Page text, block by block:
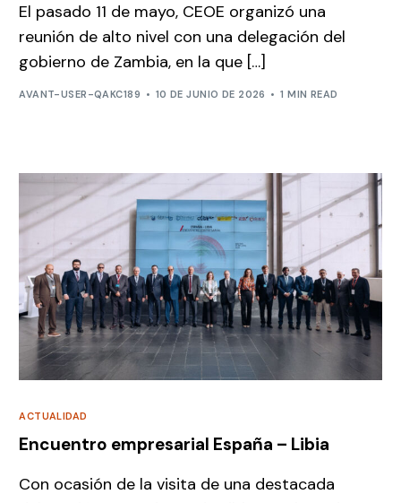
El pasado 11 de mayo, CEOE organizó una
reunión de alto nivel con una delegación del
gobierno de Zambia, en la que […]
AVANT-USER-QAKC189 10 DE JUNIO DE 2026 1 MIN READ
ACTUALIDAD
Encuentro empresarial España – Libia
Con ocasión de la visita de una destacada